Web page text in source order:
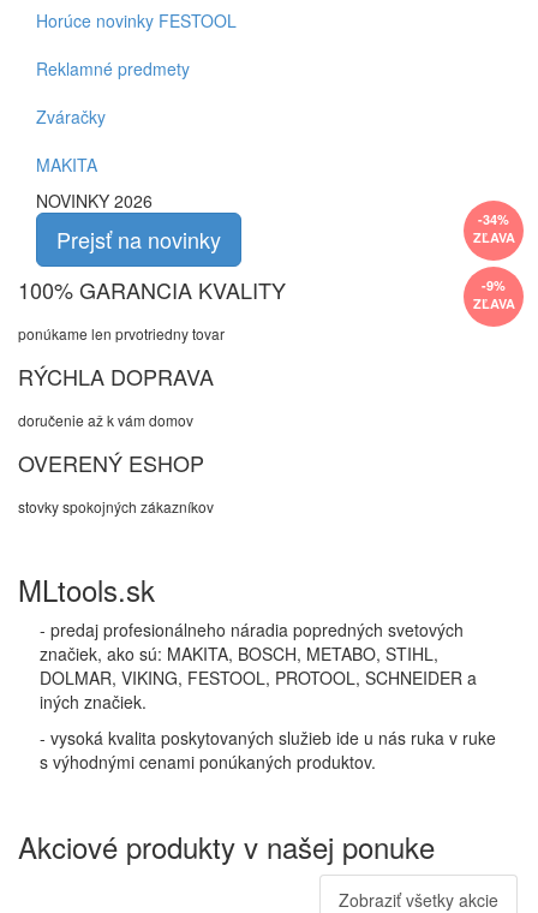
Horúce novinky FESTOOL
Reklamné predmety
Zváračky
MAKITA
NOVINKY 2026
Prejsť na novinky
100% GARANCIA KVALITY
ponúkame len prvotriedny tovar
RÝCHLA DOPRAVA
doručenie až k vám domov
OVERENÝ ESHOP
stovky spokojných zákazníkov
MLtools.sk
- predaj profesionálneho náradia popredných svetových
značiek, ako sú: MAKITA, BOSCH, METABO, STIHL,
DOLMAR, VIKING, FESTOOL, PROTOOL, SCHNEIDER a
iných značiek.
- vysoká kvalita poskytovaných služieb ide u nás ruka v ruke
s výhodnými cenami ponúkaných produktov.
Akciové produkty v našej ponuke
Zobraziť všetky akcie
-34%
ZĽAVA
-9%
ZĽAVA